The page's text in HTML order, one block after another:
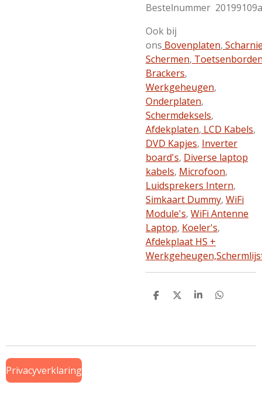
Bestelnummer
Ook bij
ons Bovenplaten,
Schermen,
Brackers,
Werkgeheugen,
Onderplaten,
Schermdeksels,
Afdekplaten, LCD Kabels,
DVD Kapjes, Inverter
board's, Diverse laptop
kabels, Microfoon,
Luidsprekers Intern,
Simkaart Dummy, WiFi
Module's, WiFi Antenne
Laptop, Koeler's,
Afdekplaat HS +
Werkgeheugen,
D
D
S
D
Privacyverklaring